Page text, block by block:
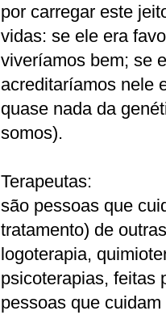
por carregar este
vidas: se ele era
viveríamos bem; se
acreditaríamos nele
quase nada da
somos).
Terapeutas:
são pessoas que
tratamento) de
logoterapia,
psicoterapias, feitas
pessoas que